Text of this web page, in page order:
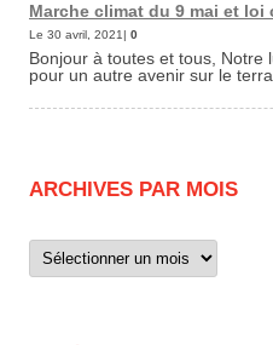
Marche climat du 9 mai et loi
Le 30 avril, 2021| 0
Bonjour à toutes et tous, Notre
pour un autre avenir sur le
ARCHIVES PAR MOIS
Archives
par